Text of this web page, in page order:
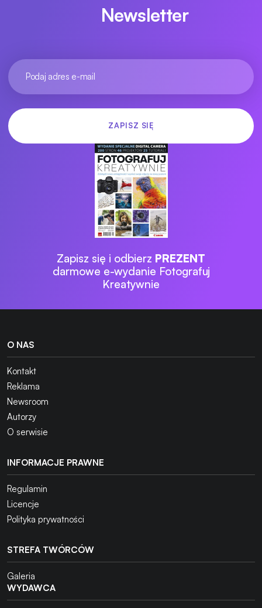
Newsletter
Zapisz się i odbierz PREZENT
darmowe e-wydanie Fotografuj
Kreatywnie
O NAS
Kontakt
Reklama
Newsroom
Autorzy
O serwisie
INFORMACJE PRAWNE
Regulamin
Licencje
Polityka prywatności
STREFA TWÓRCÓW
Galeria
WYDAWCA